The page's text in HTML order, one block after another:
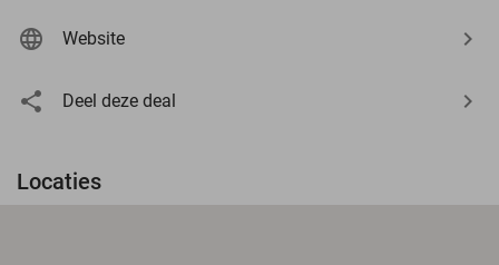
Website
Deel deze deal
Locaties